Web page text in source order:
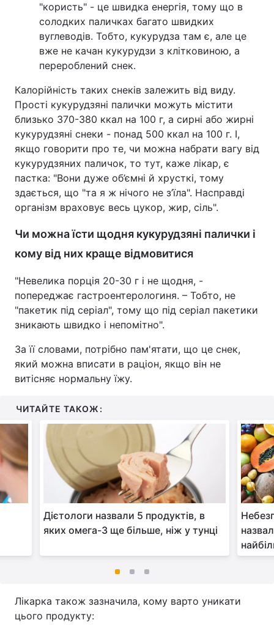
"користь" - це швидка енергія, тому що в
солодких паличках багато швидких
вуглеводів. Тобто, кукурудза там є, але це
вже не качан кукурудзи з клітковиною, а
перероблений снек.
Калорійність таких снеків залежить від виду.
Прості кукурудзяні палички можуть містити
близько 370-380 ккал на 100 г, а сирні або жирні
кукурудзяні снеки - понад 500 ккал на 100 г. І,
якщо говорити про те, чи можна набрати вагу від
кукурудзяних паличок, то тут, каже лікар, є
пастка: "Вони дуже об’ємні й хрусткі, тому
здається, що "та я ж нічого не з’їла". Насправді
організм враховує весь цукор, жир, сіль".
Чи можна їсти щодня кукурудзяні палички і
кому від них краще відмовитися
"Невелика порція 20-30 г і не щодня, -
попереджає гастроентерологиня. – Тобто, не
"пакетик під серіал", тому що під серіал пакетики
зникають швидко і непомітно".
За її словами, потрібно пам'ятати, що це снек,
який можна вписати в раціон, якщо він не
витісняє нормальну їжу.
ЧИТАЙТЕ ТАКОЖ:
Дієтологи назвали 5 продуктів, в
яких омега-3 ще більше, ніж у тунці
Лікарка також зазначила, кому варто уникати
цього продукту: